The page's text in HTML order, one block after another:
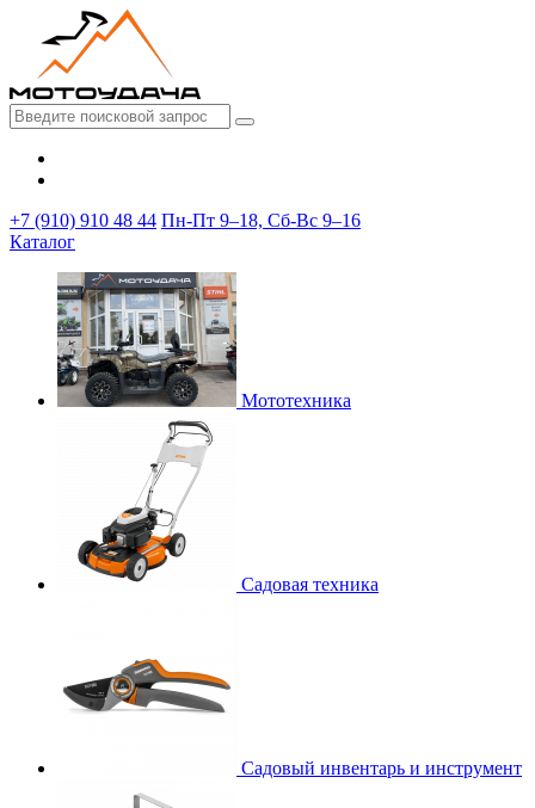
+7 (910) 910 48 44 Пн-Пт 9–18, Сб-Вс 9–16
Каталог
Мототехника
Садовая техника
Садовый инвентарь и инструмент